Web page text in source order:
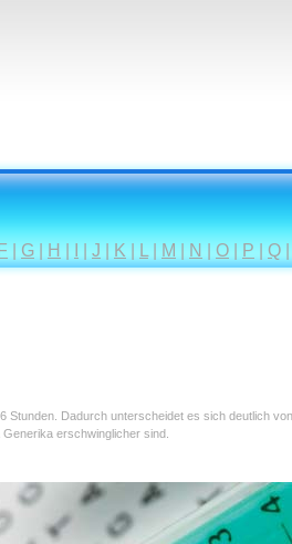
F G H J K M N O P Q
Stunden. Dadurch unterscheidet es sich deutlich
Generika erschwinglicher sind.